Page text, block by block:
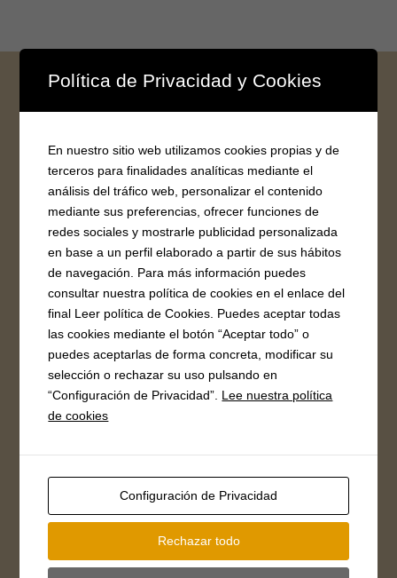
FB Oficina de Turismo
ÚLTIMAS NOTICIAS
Ampliación alerta por riesgo meteorológico de
incendios forestales 1 y 2 de agosto.👇
Convocatoria ayudas para impulsar un plan de
choque para la renovación de equipamiento en el
Ampliación alerta por riesgo meteorológico de
incendios forestales 28 y 31 de julio.👇
Prohibido uso agua del río Tormes
Política de Privacidad y Cookies
En nuestro sitio web utilizamos cookies propias y de
terceros para finalidades analíticas mediante el
análisis del tráfico web, personalizar el contenido
mediante sus preferencias, ofrecer funciones de
redes sociales y mostrarle publicidad personalizada
en base a un perfil elaborado a partir de sus hábitos
de navegación. Para más información puedes
consultar nuestra política de cookies en el enlace del
final Leer política de Cookies. Puedes aceptar todas
las cookies mediante el botón “Aceptar todo” o
puedes aceptarlas de forma concreta, modificar su
selección o rechazar su uso pulsando en
“Configuración de Privacidad”. Lee nuestra política
de cookies
Configuración de Privacidad
Rechazar todo